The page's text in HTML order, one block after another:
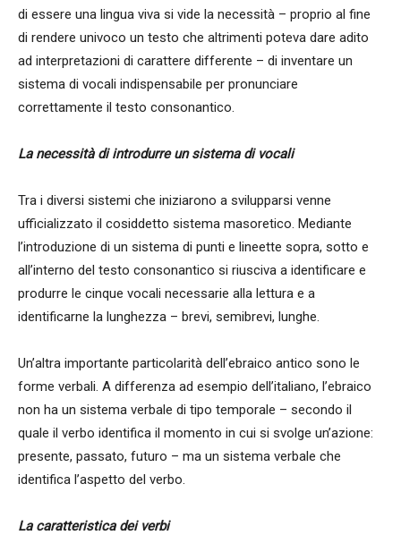
di essere una lingua viva si vide la necessità – proprio al fine
di rendere univoco un testo che altrimenti poteva dare adito
ad interpretazioni di carattere differente – di inventare un
sistema di vocali indispensabile per pronunciare
correttamente il testo consonantico.
La necessità di introdurre un sistema di vocali
Tra i diversi sistemi che iniziarono a svilupparsi venne
ufficializzato il cosiddetto sistema masoretico. Mediante
l’introduzione di un sistema di punti e lineette sopra, sotto e
all’interno del testo consonantico si riusciva a identificare e
produrre le cinque vocali necessarie alla lettura e a
identificarne la lunghezza – brevi, semibrevi, lunghe.
Un’altra importante particolarità dell’ebraico antico sono le
forme verbali. A differenza ad esempio dell’italiano, l’ebraico
non ha un sistema verbale di tipo temporale – secondo il
quale il verbo identifica il momento in cui si svolge un’azione:
presente, passato, futuro – ma un sistema verbale che
identifica l’aspetto del verbo.
La caratteristica dei verbi